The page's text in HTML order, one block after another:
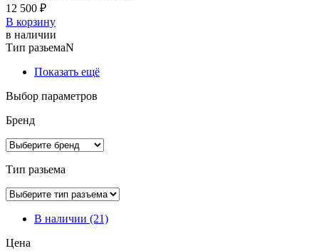
12 500 ₽
В корзину
в наличии
Тип разьемаN
Показать ещё
Выбор параметров
Бренд
Тип разьема
В наличии (21)
Цена